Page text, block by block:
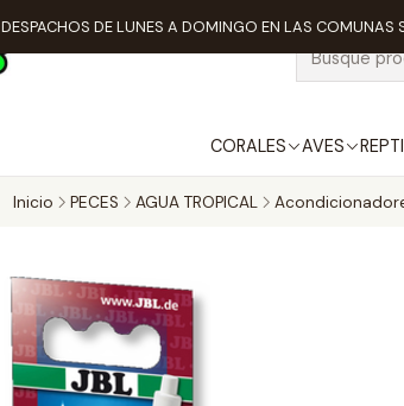
CORALES AVES
DESPACHOS DE LUNES A DOMINGO EN LAS COMUNAS
Inicio PECES AGUA TROPICAL